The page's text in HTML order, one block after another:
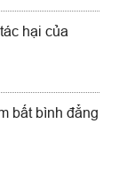
hại của
bất bình đẳng